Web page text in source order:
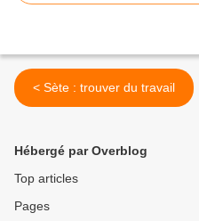
< Sète : trouver du travail
Hébergé par Overblog
Top articles
Pages